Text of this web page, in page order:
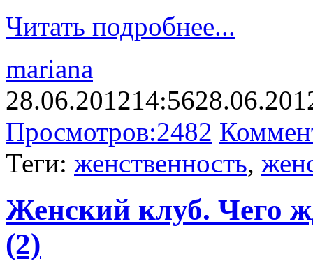
Читать подробнее...
mariana
28.06.201214:56
Просмотров:2482
Теги: женственность,
Женский клуб. Чего
(2)